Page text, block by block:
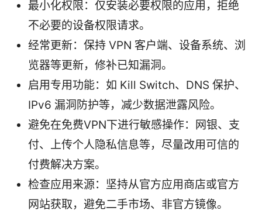
最小化权限：仅安装必要权限的应用，拒绝
不必要的设备权限请求。
经常更新：保持 VPN 客户端、设备系统、浏
览器等更新，修补已知漏洞。
启用专用功能：如 Kill Switch、DNS 保护、
IPv6 漏洞防护等，减少数据泄露风险。
避免在免费VPN下进行敏感操作：网银、支
付、上传个人隐私信息等，尽量改用可信的
付费解决方案。
检查应用来源：坚持从官方应用商店或官方
网站获取，避免二手市场、非官方镜像。